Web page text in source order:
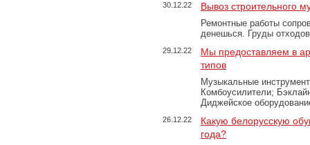
30.12.22 Вывоз строительного
Ремонтные работы
денешься. Груды
29.12.22
Мы предоставляем в
типов
Музыкальные
Комбоусилители;
Диджейское
26.12.22
Какую белорусскую
года?